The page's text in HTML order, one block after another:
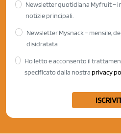
Newsletter quotidiana Myfruit –
notizie principali.
Newsletter Mysnack – mensile,
disidratata
Ho letto e acconsento il
specificato dalla nostra privacy